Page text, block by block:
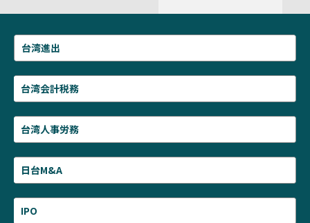
台湾進出
台湾会計税務
台湾人事労務
日台M&A
IPO